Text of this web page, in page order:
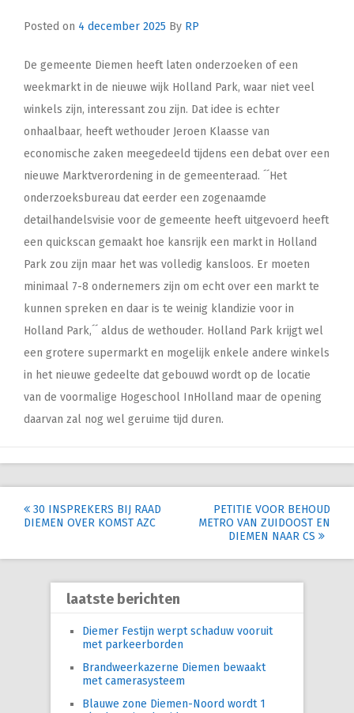
Posted on 4 december 2025 By RP
De gemeente Diemen heeft laten onderzoeken of een
weekmarkt in de nieuwe wijk Holland Park, waar niet veel
winkels zijn, interessant zou zijn. Dat idee is echter
onhaalbaar, heeft wethouder Jeroen Klaasse van
economische zaken meegedeeld tijdens een debat over een
nieuwe Marktverordening in de gemeenteraad. ´´Het
onderzoeksbureau dat eerder een zogenaamde
detailhandelsvisie voor de gemeente heeft uitgevoerd heeft
een quickscan gemaakt hoe kansrijk een markt in Holland
Park zou zijn maar het was volledig kansloos. Er moeten
minimaal 7-8 ondernemers zijn om echt over een markt te
kunnen spreken en daar is te weinig klandizie voor in
Holland Park,´´ aldus de wethouder. Holland Park krijgt wel
een grotere supermarkt en mogelijk enkele andere winkels
in het nieuwe gedeelte dat gebouwd wordt op de locatie
van de voormalige Hogeschool InHolland maar de opening
daarvan zal nog wel geruime tijd duren.
Post
30 INSPREKERS BIJ RAAD
DIEMEN OVER KOMST AZC
PETITIE VOOR BEHOUD
METRO VAN ZUIDOOST EN
DIEMEN NAAR CS
laatste berichten
Diemer Festijn werpt schaduw vooruit
met parkeerborden
Brandweerkazerne Diemen bewaakt
met camerasysteem
Blauwe zone Diemen-Noord wordt 1